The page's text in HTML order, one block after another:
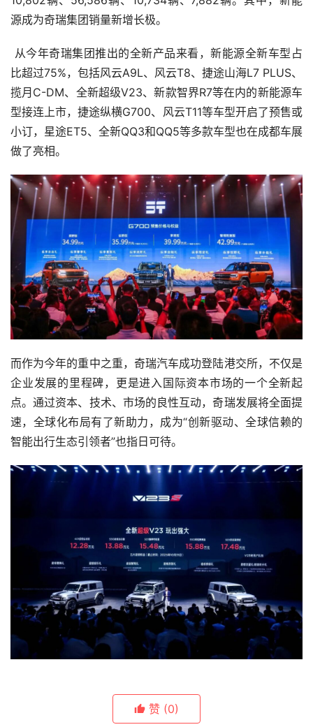
源成为奇瑞集团销量新增长极。
从今年奇瑞集团推出的全新产品来看，新能源全新车型占
比超过75%，包括风云A9L、风云T8、捷途山海L7 PLUS、
揽月C-DM、全新超级V23、新款智界R7等在内的新能源车
型接连上市，捷途纵横G700、风云T11等车型开启了预售或
小订，星途ET5、全新QQ3和QQ5等多款车型也在成都车展
做了亮相。
而作为今年的重中之重，奇瑞汽车成功登陆港交所，不仅是
企业发展的里程碑，更是进入国际资本市场的一个全新起
点。通过资本、技术、市场的良性互动，奇瑞发展将全面提
速，全球化布局有了新助力，成为“创新驱动、全球信赖的
智能出行生态引领者”也指日可待。
赞 (0)